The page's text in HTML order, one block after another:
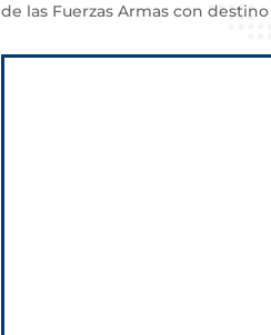
de las Fuerzas Armas con